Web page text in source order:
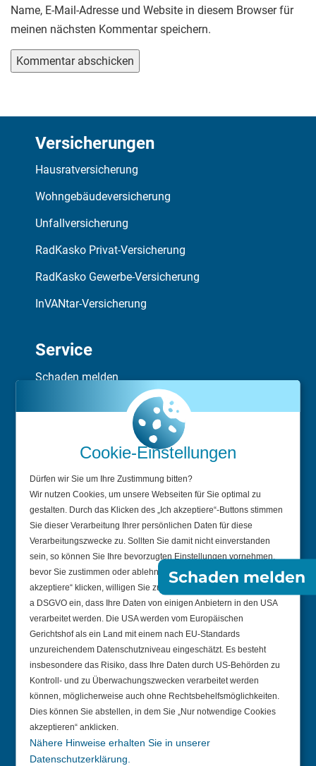
Name, E-Mail-Adresse und Website in diesem Browser für
meinen nächsten Kommentar speichern.
Versicherungen
Hausratversicherung
Wohngebäudeversicherung
Unfallversicherung
RadKasko Privat-Versicherung
RadKasko Gewerbe-Versicherung
InVANtar-Versicherung
Service
Schaden melden
Änderung mitteilen / Weniger Briefe
Wir sind BiPRO-Mitglied
Vertrag widerrufen
Aktuelles
Pressemitteilungen
Unternehmen
Profil
Team
Geschichte
Schaden melden
Cookie-Einstellungen
Dürfen wir Sie um Ihre Zustimmung bitten?
Wir nutzen Cookies, um unsere Webseiten für Sie optimal zu
gestalten. Durch das Klicken des „Ich akzeptiere“-Buttons stimmen
Sie dieser Verarbeitung Ihrer persönlichen Daten für diese
Verarbeitungszwecke zu. Sollten Sie damit nicht einverstanden
sein, so können Sie Ihre bevorzugten Einstellungen vornehmen,
bevor Sie zustimmen oder ablehnen. Indem Sie auf „Ich
akzeptiere“ klicken, willigen Sie zugleich gem. Art. 49 Abs. 1 S. 1 lit.
a DSGVO ein, dass Ihre Daten von einigen Anbietern in den USA
verarbeitet werden. Die USA werden vom Europäischen
Gerichtshof als ein Land mit einem nach EU-Standards
unzureichendem Datenschutzniveau eingeschätzt. Es besteht
insbesondere das Risiko, dass Ihre Daten durch US-Behörden zu
Kontroll- und zu Überwachungszwecken verarbeitet werden
können, möglicherweise auch ohne Rechtsbehelfsmöglichkeiten.
Dies können Sie abstellen, in dem Sie „Nur notwendige Cookies
akzeptieren“ anklicken.
Nähere Hinweise erhalten Sie in unserer
Datenschutzerklärung.